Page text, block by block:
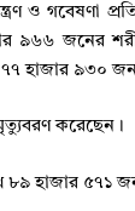
ও গবেষণা
৯৬৬ জনের
৭৭ হাজার ৯৩০
করেছেন।
৮৯ হাজার ৫৭১